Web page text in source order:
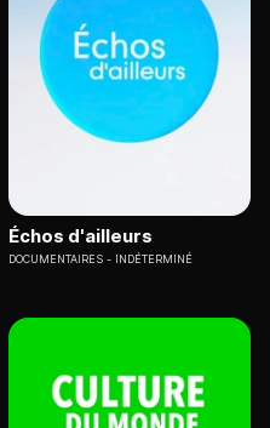
Échos d'ailleurs
DOCUMENTAIRES INDÉTERMINÉ